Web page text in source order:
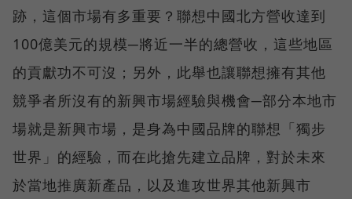
跡，這個市場有多重要？聯想中國北方營收達到
100億美元的規模─將近一半的總營收，這些地區
的貢獻功不可沒；另外，此舉也讓聯想擁有其他
競爭者所沒有的新興市場經驗與機會─部分本地市
場就是新興市場，是身為中國品牌的聯想「獨步
世界」的經驗，而在此搶先建立品牌，對於未來
於當地推廣新產品，以及進攻世界其他新興市